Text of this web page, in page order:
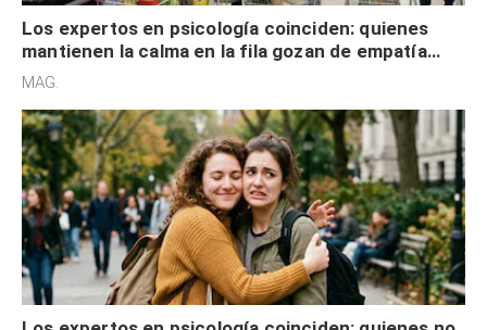
Los expertos en psicología coinciden: quienes
mantienen la calma en la fila gozan de empatía
cognitiva, gratitud y no solo tienen autocontrol
MAG.